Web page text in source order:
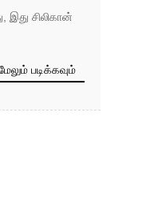
இது சிலிகான்
படிக்கவும்